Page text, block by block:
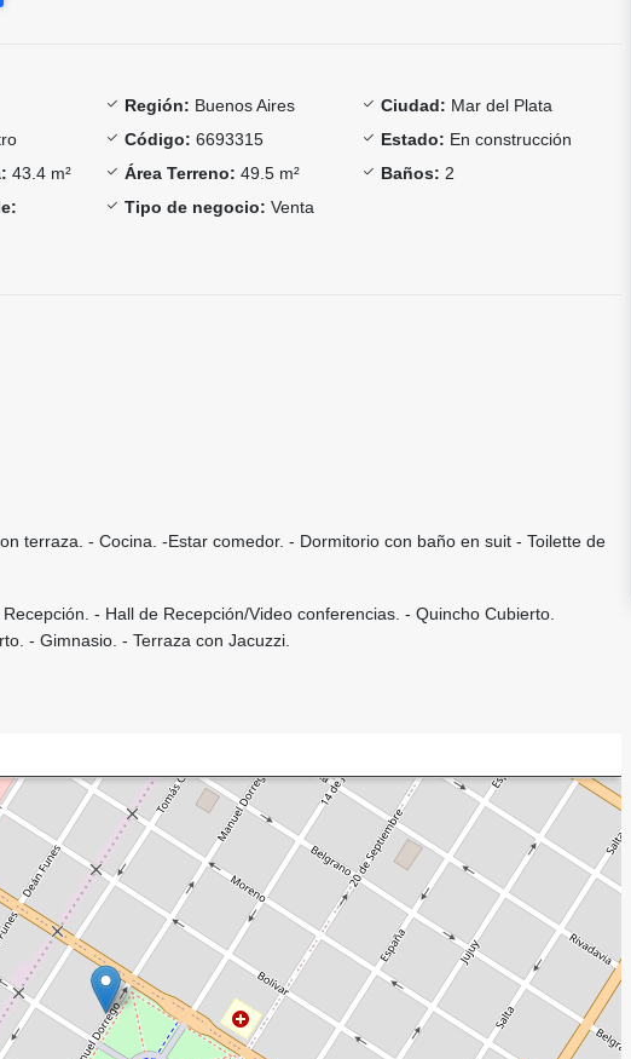
Región: Buenos Aires Ciudad: Mar del Plata
Código: 6693315 Estado: En construcción
43.4 m² Área Terreno: 49.5 m² Baños: 2
Tipo de negocio: Venta
terraza. - Cocina. -Estar comedor. - Dormitorio con baño en suit - Toilette de
- Hall de Recepción/Video conferencias. - Quincho Cubierto.
- Gimnasio. - Terraza con Jacuzzi.